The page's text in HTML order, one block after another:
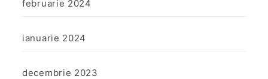
februarie 2024
ianuarie 2024
decembrie 2023